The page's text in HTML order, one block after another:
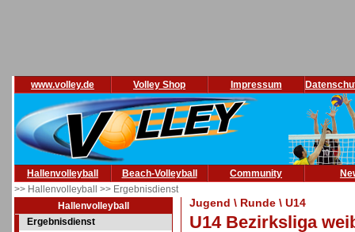
www.volley.de Volley Shop Impressum
Hallenvolleyball Beach-Volleyball Community
>> Hallenvolleyball >> Ergebnisdienst
Hallenvolleyball
Ergebnisdienst
Jugend \ Runde \ U14
U14 Bezirksliga